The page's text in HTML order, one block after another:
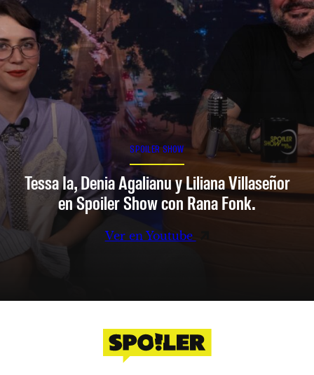
SPOILER SHOW
Tessa Ia, Denia Agalianu y Liliana Villaseñor
en Spoiler Show con Rana Fonk.
Ver en Youtube